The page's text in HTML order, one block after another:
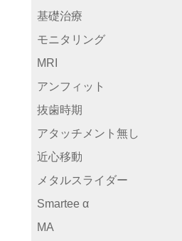
基礎治療
モニタリング
MRI
アンフィット
抜歯時期
アタッチメント無し
近心移動
メタルスライダー
Smartee α
MA